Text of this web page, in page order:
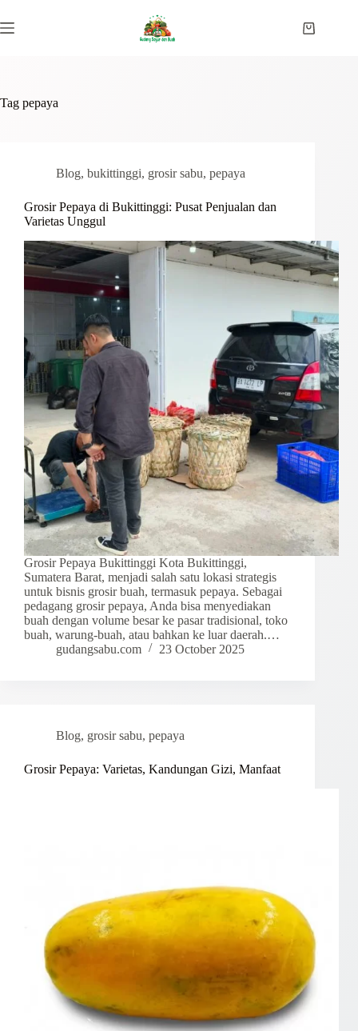
to
content
Shopping
Tag pepaya
Blog, bukittinggi, grosir sabu, pepaya
Grosir Pepaya di Bukittinggi: Pusat Penjualan dan
Varietas Unggul
Grosir Pepaya Bukittinggi Kota Bukittinggi,
Sumatera Barat, menjadi salah satu lokasi strategis
untuk bisnis grosir buah, termasuk pepaya. Sebagai
pedagang grosir pepaya, Anda bisa menyediakan
buah dengan volume besar ke pasar tradisional, toko
buah, warung-buah, atau bahkan ke luar daerah.…
gudangsabu.com
23 October 2025
Blog, grosir sabu, pepaya
Grosir Pepaya: Varietas, Kandungan Gizi, Manfaat